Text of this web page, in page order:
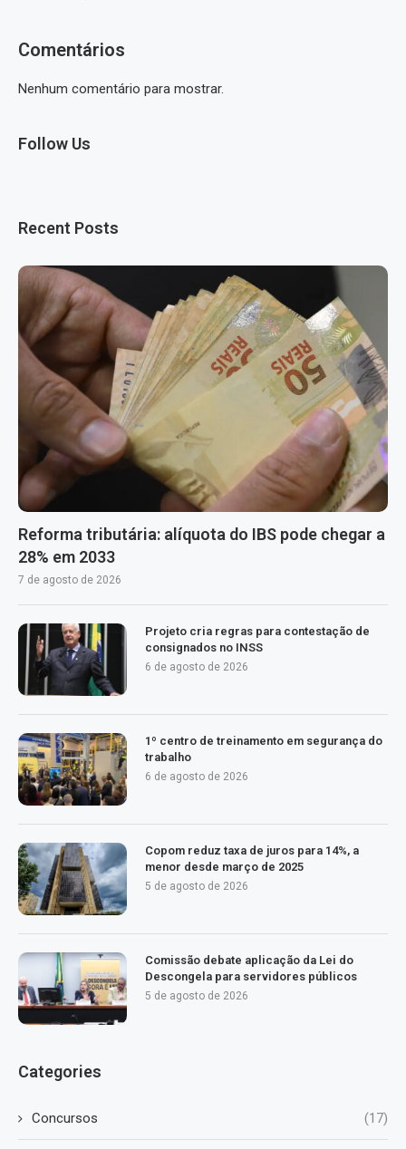
Comentários
Nenhum comentário para mostrar.
Follow Us
Recent Posts
Reforma tributária: alíquota do IBS pode chegar a
28% em 2033
7 de agosto de 2026
Projeto cria regras para contestação de
consignados no INSS
6 de agosto de 2026
1º centro de treinamento em segurança do
trabalho
6 de agosto de 2026
Copom reduz taxa de juros para 14%, a
menor desde março de 2025
5 de agosto de 2026
Comissão debate aplicação da Lei do
Descongela para servidores públicos
5 de agosto de 2026
Categories
Concursos (17)